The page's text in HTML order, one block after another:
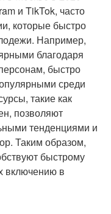
и TikTok, часто
которые быстро
Например,
благодаря
быстро
среди
такие как
позволяют
тенденциями и
Таким образом,
быстрому
включению в